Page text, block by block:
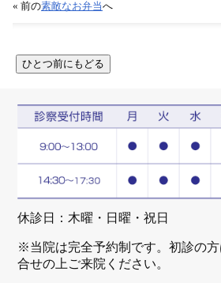
« 前の素敵なお弁当へ
休診日：木曜・日曜・祝日
※当院は完全予約制です。初診の
合せの上ご来院ください。